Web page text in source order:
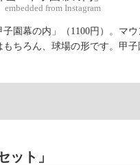
from Instagram
園幕の内」（1100円）。マ
ちろん、球場の形です。甲
ット」